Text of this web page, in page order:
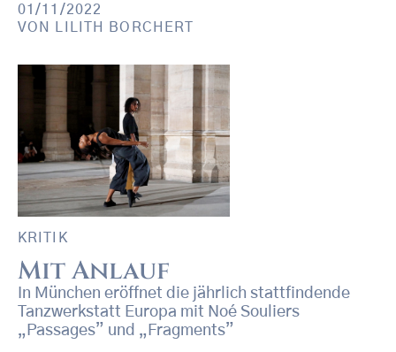
01/11/2022
VON
LILITH BORCHERT
KRITIK
Mit Anlauf
In München eröffnet die jährlich stattfindende
Tanzwerkstatt Europa mit Noé Souliers
„Passages” und „Fragments”